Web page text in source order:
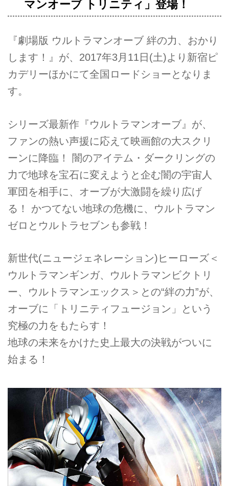
マンオーブ トリニティ」登場！
『劇場版 ウルトラマンオーブ 絆の力、おかり
します！』が、2017年3月11日(土)より新宿ピ
カデリーほかにて全国ロードショーとなりま
す。
シリーズ最新作『ウルトラマンオーブ』が、
ファンの熱い声援に応えて映画館の大スクリ
ーンに降臨！ 闇のアイテム・ダークリングの
力で地球を宝石に変えようと企む闇の宇宙人
軍団を相手に、オーブが大激闘を繰り広げ
る！ かつてない地球の危機に、ウルトラマン
ゼロとウルトラセブンも参戦！
新世代(ニュージェネレーション)ヒーローズ＜
ウルトラマンギンガ、ウルトラマンビクトリ
ー、ウルトラマンエックス＞との“絆の力”が、
オーブに「トリニティフュージョン」という
究極の力をもたらす！
地球の未来をかけた史上最大の決戦がついに
始まる！